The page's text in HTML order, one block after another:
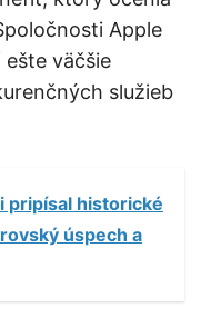
Apple
väčšie
služieb
pripísal historické
úspech a